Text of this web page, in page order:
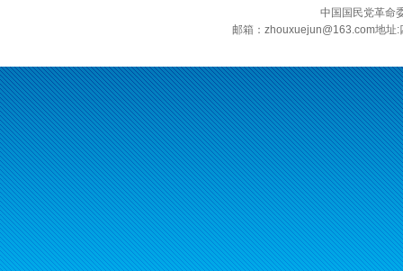
中国国民党革命
邮箱：zhouxuejun@163.com地址